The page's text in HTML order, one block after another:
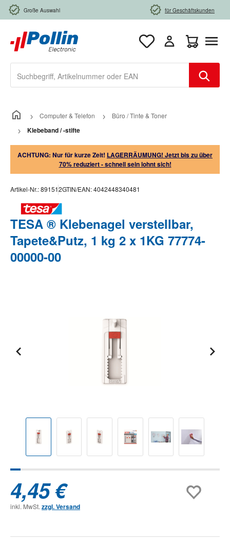
Zum Hauptinhalt springen
Große Auswahl für Geschäftskunden
Computer & Telefon Büro / Tinte & Toner
Klebeband / -stifte
ACHTUNG: Nur für kurze Zeit! LAGERRÄUMUNG! Jetzt bis zu über
70% reduziert - schnell sein lohnt sich!
Artikel-Nr.:891512GTIN/EAN:4042448340481
TESA ® Klebenagel verstellbar,
Tapete&Putz, 1 kg 2 x 1KG 77774-
00000-00
4,45 €
inkl. MwSt. zzgl. Versand